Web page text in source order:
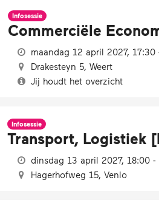
Infosessie
Commerciële
maandag 12 april 2027, 17:30
Drakesteyn 5, Weert
Jij houdt het overzicht
Infosessie
Transport, Logistiek
dinsdag 13 april 2027, 18:00 -
Hagerhofweg 15, Venlo